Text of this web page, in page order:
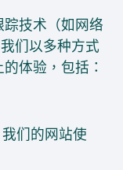
踪技术（如网络
们以多种方式
体验，包括：
们的网站使